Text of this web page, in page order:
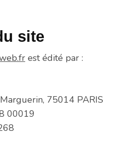
site
est édité par :
75014 PARIS
00019